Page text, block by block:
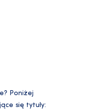
Poniżej
się tytuły: